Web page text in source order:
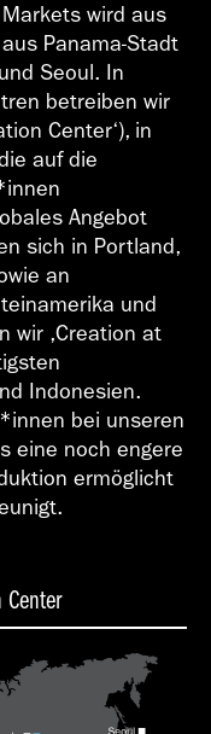
wird aus
Panama-Stadt
Seoul. In
betreiben wir
Center‘), in
auf die
Angebot
sich in Portland,
an
und
wir ,Creation at
Indonesien.
bei unseren
eine noch engere
ermöglicht